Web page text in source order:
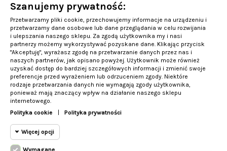
Szanujemy prywatność:
Przetwarzamy pliki cookie, przechowujemy informacje na urządzeniu i
przetwarzamy dane osobowe lub dane przeglądania w celu rozwijania
i ulepszania naszego sklepu. Za zgodą użytkownika my i nasi
partnerzy możemy wykorzystywać pozyskane dane. Klikając przycisk
"Akceptuję", wyrażasz zgodę na przetwarzanie danych przez nas i
naszych partnerów, jak opisano powyżej. Użytkownik może również
uzyskać dostęp do bardziej szczegółowych informacji i zmienić swoje
preferencje przed wyrażeniem lub odrzuceniem zgody. Niektóre
rodzaje przetwarzania danych nie wymagają zgody użytkownika,
ponieważ mają znaczący wpływ na działanie naszego sklepu
internetowego.
Polityka cookie
Polityka prywatności
Więcej opcji
Wymagane
produktami!
OBSŁUGA KLIENTA
INFORMACJE
PRODUKTY TOP-10